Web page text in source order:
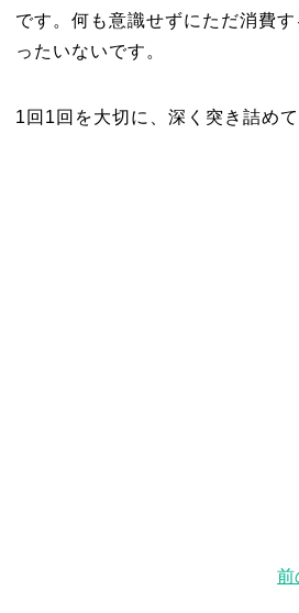
です。何も意識せずにただ消費
ったいないです。
1回1回を大切に、深く突き詰めて
前